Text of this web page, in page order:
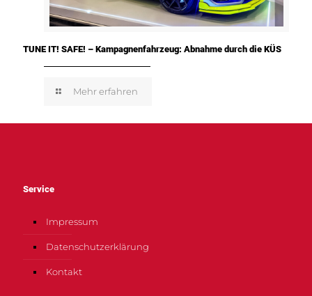
TUNE IT! SAFE! – Kampagnenfahrzeug: Abnahme durch die KÜS
Mehr erfahren
Service
Impressum
Datenschutzerklärung
Kontakt